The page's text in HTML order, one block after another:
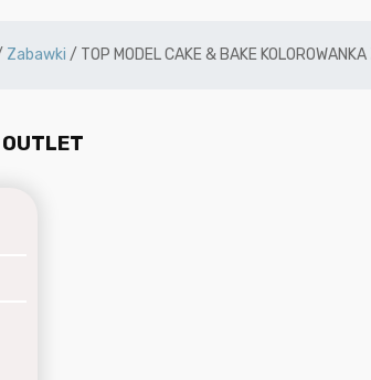
Zabawki / TOP MODEL CAKE & BAKE